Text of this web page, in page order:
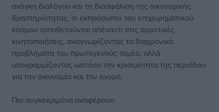
ανάγκη διαλόγου και τη διασφάλιση της οικονομικής
δραστηριότητας, οι εκπρόσωποι του επιχειρηματικού
κόσμου τοποθετούνται απέναντι στις αγροτικές
κινητοποιήσεις, αναγνωρίζοντας τα διαχρονικά
προβλήματα του πρωτογενούς τομέα, αλλά
υπογραμμίζοντας ωστόσο την κρισιμότητα της περιόδου
για την οικονομία και την αγορά.
Πιο συγκεκριμένα αναφέρουν: